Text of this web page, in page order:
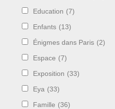
Education (7)
Enfants (13)
Énigmes dans Paris (2)
Espace (7)
Exposition (33)
Eya (33)
Famille (36)